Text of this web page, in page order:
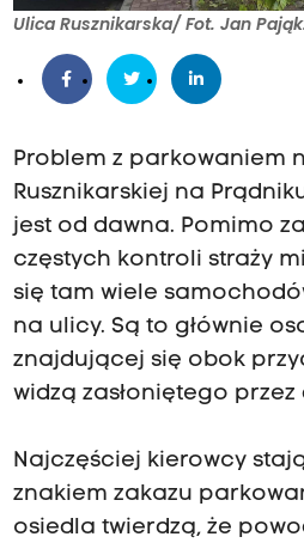
Ulica Rusznikarska/ Fot. Jan
Problem z parkowaniem
Rusznikarskiej na
jest od dawna. Pomimo
częstych kontroli straży
się tam wiele
na ulicy. Są to głównie
znajdującej się obok
widzą zasłoniętego przez
Najczęściej kierowcy
znakiem zakazu
osiedla twierdzą, że